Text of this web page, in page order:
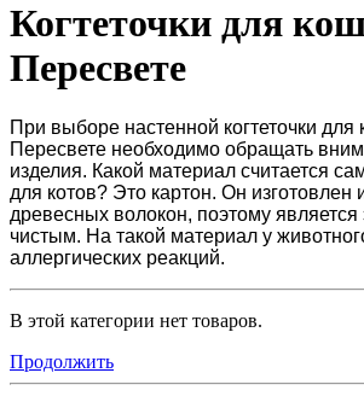
Когтеточки для
Пересвете
При выборе настенной когтеточки для
Пересвете необходимо обращать
изделия. Какой материал считается
для котов? Это картон. Он изготовлен
древесных волокон, поэтому является
чистым. На такой материал у
аллергических реакций.
В этой категории нет товаров.
Продолжить